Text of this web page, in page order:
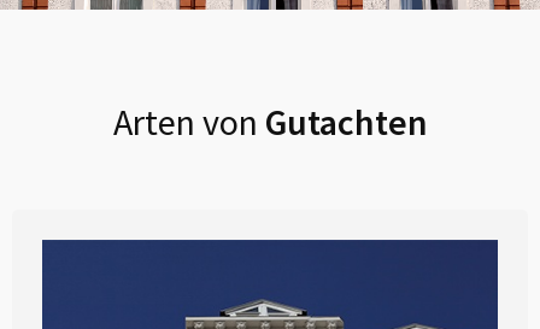
Arten von Gutachten